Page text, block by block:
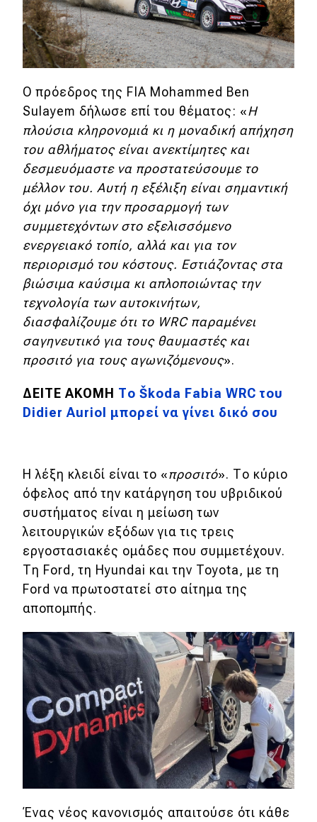
eDRIVE
DRIVE USED
Ο πρόεδρος της FIA Mohammed Ben
Sulayem δήλωσε επί του θέματος: «Η
πλούσια κληρονομιά κι η μοναδική απήχηση
του αθλήματος είναι ανεκτίμητες και
δεσμευόμαστε να προστατεύσουμε το
μέλλον του. Αυτή η εξέλιξη είναι σημαντική
όχι μόνο για την προσαρμογή των
συμμετεχόντων στο εξελισσόμενο
ενεργειακό τοπίο, αλλά και για τον
περιορισμό του κόστους. Εστιάζοντας στα
βιώσιμα καύσιμα κι απλοποιώντας την
τεχνολογία των αυτοκινήτων,
διασφαλίζουμε ότι το WRC παραμένει
σαγηνευτικό για τους θαυμαστές και
προσιτό για τους αγωνιζόμενους».
ΔΕΙΤΕ ΑΚΟΜΗ Το Škoda Fabia WRC του
Didier Auriol μπορεί να γίνει δικό σου
Η λέξη κλειδί είναι το «προσιτό». Το κύριο
όφελος από την κατάργηση του υβριδικού
συστήματος είναι η μείωση των
λειτουργικών εξόδων για τις τρεις
εργοστασιακές ομάδες που συμμετέχουν.
Τη Ford, τη Hyundai και την Toyota, με τη
Ford να πρωτοστατεί στο αίτημα της
αποπομπής.
Ένας νέος κανονισμός απαιτούσε ότι κάθε